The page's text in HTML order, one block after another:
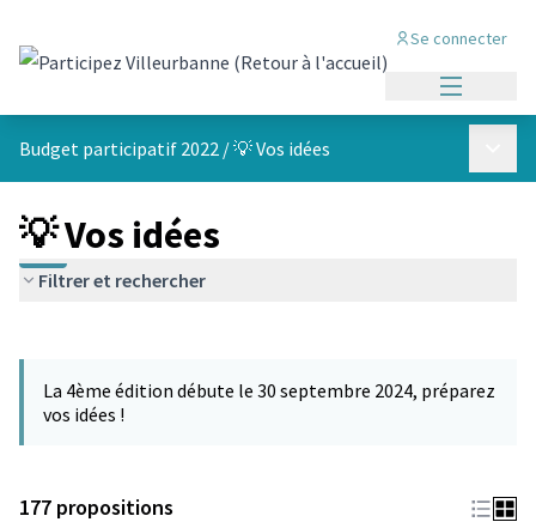
Se connecter
Budget participatif 2022 /💡 Vos idées
💡 Vos idées
Filtrer et rechercher
−
La 4ème édition débute le 30 septembre 2024, préparez
vos idées !
177 propositions